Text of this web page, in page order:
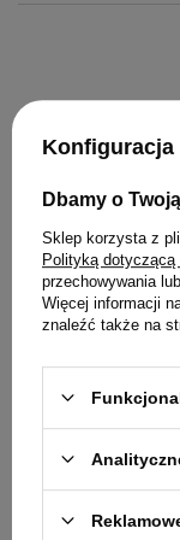
KLIENCI,
Konfiguracja
Dbamy o
Sklep korzysta z
Polityką dotyczącą
przechowywania
Więcej informacji
znaleźć także na